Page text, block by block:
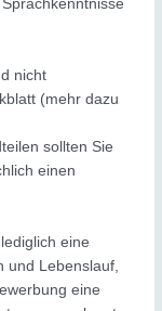
nicht
(mehr dazu
sollten Sie
einen
eine
und Lebenslauf,
eine